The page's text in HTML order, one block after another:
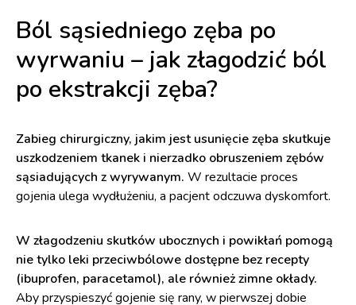
Ból sąsiedniego zęba po
wyrwaniu – jak złagodzić ból
po ekstrakcji zęba?
Zabieg chirurgiczny, jakim jest usunięcie zęba skutkuje
uszkodzeniem tkanek i nierzadko obruszeniem zębów
sąsiadujących z wyrywanym. W rezultacie proces
gojenia ulega wydłużeniu, a pacjent odczuwa dyskomfort.
W złagodzeniu skutków ubocznych i powikłań pomogą
nie tylko leki przeciwbólowe dostępne bez recepty
(ibuprofen, paracetamol), ale również zimne okłady.
Aby przyspieszyć gojenie się rany, w pierwszej dobie